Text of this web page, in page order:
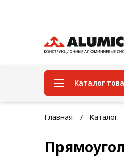
Каталог
Система
Конструкционная
система
Главная Каталог